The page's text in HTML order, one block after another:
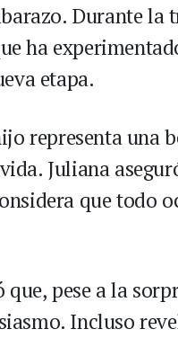
Durante la
ha
etapa.
representa una
Juliana
que todo
pese a la
Incluso